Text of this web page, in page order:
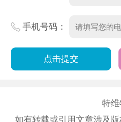
手机号码：
特维
如有转载或引用文章涉及